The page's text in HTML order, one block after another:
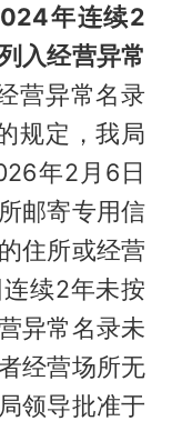
年连续2
入经营异常
营异常名录
规定，我局
年2月6日
邮寄专用信
住所或经营
续2年未按
异常名录未
经营场所无
领导批准于